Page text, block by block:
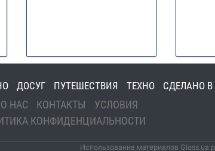
ДОСУГ ПУТЕШЕСТВИЯ ТЕХНО СДЕЛАНО В
О НАС КОНТАКТЫ
УСЛОВИЯ
КОНФИДЕНЦИАЛЬНОСТИ
Использование материалов Gloss.ua